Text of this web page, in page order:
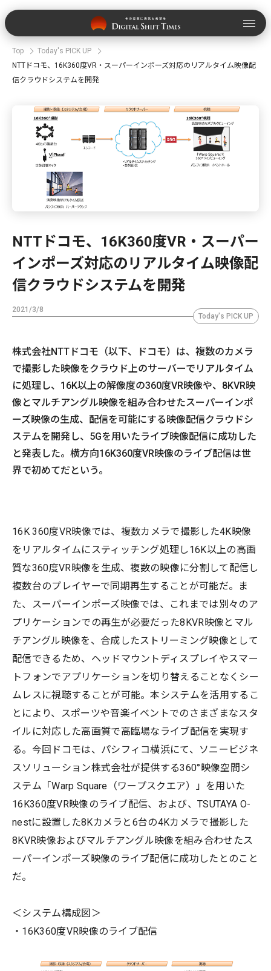
Top
Today's PICK UP
NTTドコモ、16K360度VR・スーパーインポーズ対応のリアルタイム映像配
信クラウドシステムを開発
NTTドコモ、16K360度VR・スーパー
インポーズ対応のリアルタイム映像配
信クラウドシステムを開発
2021/3/8
Today's PICK UP
株式会社NTTドコモ（以下、ドコモ）は、複数のカメラ
で撮影した映像をクラウド上のサーバーでリアルタイム
に処理し、16K以上の解像度の360度VR映像や、8KVR映
像とマルチアングル映像を組み合わせたスーパーインポ
ーズ映像の生成、配信を可能にする映像配信クラウドシ
ステムを開発し、5Gを用いたライブ映像配信に成功した
と発表した。横方向16K360度VR映像のライブ配信は世
界で初めてだという。
16K 360度VR映像では、複数カメラで撮影した4K映像
をリアルタイムにスティッチング処理し16K以上の高画
質な360度VR映像を生成、複数の映像に分割して配信し
複数台のプレイヤーで同期再生することが可能だ。ま
た、スーパーインポーズ映像では、これまでは別々のア
プリケーションでの再生が必要だった8KVR映像とマル
チアングル映像を、合成したストリーミング映像として
配信できるため、ヘッドマウントディスプレイやスマー
トフォンでアプリケーションを切り替えることなくシー
ムレスに視聴することが可能。本システムを活用するこ
とにより、スポーツや音楽イベントでのさまざまなスタ
イルに対応した高画質で高臨場なライブ配信を実現す
る。今回ドコモは、パシフィコ横浜にて、ソニービジネ
スソリューション株式会社が提供する360°映像空間シ
ステム「Warp Square（ワープスクエア）」を用いた
16K360度VR映像のライブ配信、および、TSUTAYA O-
nestに設置した8Kカメラと6台の4Kカメラで撮影した
8KVR映像およびマルチアングル映像を組み合わせたス
ーパーインポーズ映像のライブ配信に成功したとのこと
だ。
＜システム構成図＞
・16K360度VR映像のライブ配信